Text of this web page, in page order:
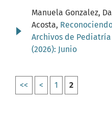
Manuela Gonzalez,
Acosta,
Archivos de Pediatría
(2026): Junio
<< < 1 2